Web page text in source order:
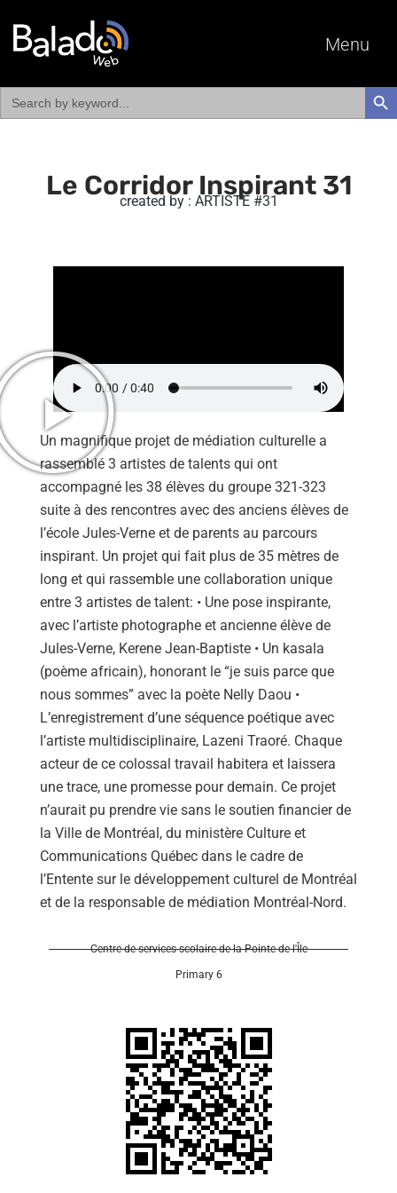
Menu
Search
for:
Le Corridor Inspirant 31
created by : ARTISTE #31
Un magnifique projet de médiation culturelle a
rassemblé 3 artistes de talents qui ont
accompagné les 38 élèves du groupe 321-323
suite à des rencontres avec des anciens élèves de
l’école Jules-Verne et de parents au parcours
inspirant. Un projet qui fait plus de 35 mètres de
long et qui rassemble une collaboration unique
entre 3 artistes de talent: • Une pose inspirante,
avec l’artiste photographe et ancienne élève de
Jules-Verne, Kerene Jean-Baptiste • Un kasala
(poème africain), honorant le “je suis parce que
nous sommes” avec la poète Nelly Daou •
L’enregistrement d’une séquence poétique avec
l’artiste multidisciplinaire, Lazeni Traoré. Chaque
acteur de ce colossal travail habitera et laissera
une trace, une promesse pour demain. Ce projet
n’aurait pu prendre vie sans le soutien financier de
la Ville de Montréal, du ministère Culture et
Communications Québec dans le cadre de
l’Entente sur le développement culturel de Montréal
et de la responsable de médiation Montréal-Nord.
Centre de services scolaire de la Pointe-de-l'Île
Primary 6